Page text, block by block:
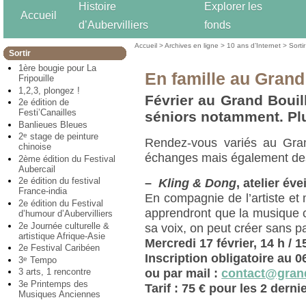
Accueil
Histoire
d’Aubervilliers
Explorer les
fonds
Sortir
1ère bougie pour La
Fripouille
1,2,3, plongez !
2e édition de
Festi’Canailles
Banlieues Bleues
2e stage de peinture
chinoise
2ème édition du Festival
Aubercail
2e édition du festival
France-india
2e édition du Festival
d’humour d’Aubervilliers
2e Journée culturelle &
artistique Afrique-Asie
2e Festival Caribéen
3e Tempo
3 arts, 1 rencontre
3e Printemps des
Musiques Anciennes
Accueil >Archives en ligne > 10 ans d’Internet >Sortir
En famille au
Février au Grand
séniors notamment.
Rendez-vous variés au
échanges mais également
– Kling & Dong, atelier
En compagnie de l’artiste
apprendront que la musique
sa voix, on peut créer sans
Mercredi 17 février, 14 h /
Inscription obligatoire au
ou par mail :
Tarif : 75 € pour les 2